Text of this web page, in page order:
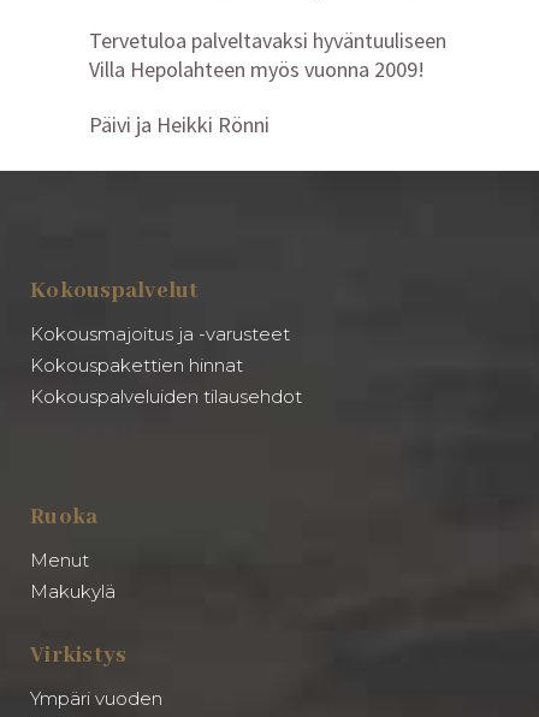
Tervetuloa palveltavaksi hyväntuuliseen
Villa Hepolahteen myös vuonna 2009!
Päivi ja Heikki Rönni
Kokouspalvelut
Kokousmajoitus ja -varusteet
Kokouspakettien hinnat
Kokouspalveluiden tilausehdot
Ruoka
Menut
Makukylä
Virkistys
Ympäri vuoden